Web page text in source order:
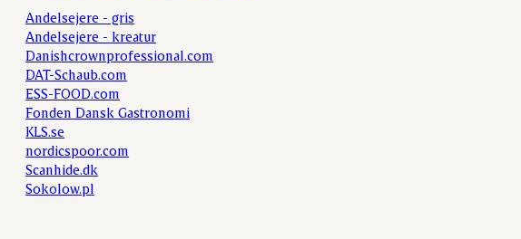
Andelsejere - gris
Andelsejere - kreatur
Danishcrownprofessional.com
DAT-Schaub.com
ESS-FOOD.com
Fonden Dansk Gastronomi
KLS.se
nordicspoor.com
Scanhide.dk
Sokolow.pl